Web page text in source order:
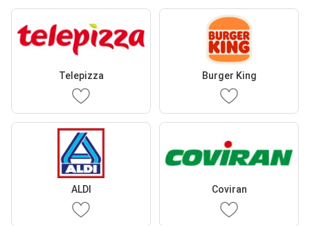
Telepizza Burger King
ALDI Coviran